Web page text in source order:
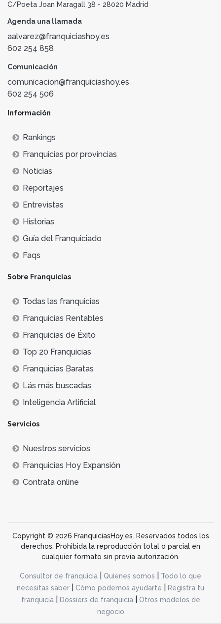
C/Poeta Joan Maragall 38 - 28020 Madrid
Agenda una llamada
aalvarez@franquiciashoy.es
602 254 858
Comunicación
comunicacion@franquiciashoy.es
602 254 506
Información
Rankings
Franquicias por provincias
Noticias
Reportajes
Entrevistas
Historias
Guía del Franquiciado
Faqs
Sobre Franquicias
Todas las franquicias
Franquicias Rentables
Franquicias de Éxito
Top 20 Franquicias
Franquicias Baratas
Lás más buscadas
Inteligencia Artificial
Servicios
Nuestros servicios
Franquicias Hoy Expansión
Contrata online
Copyright © 2026 FranquiciasHoy.es. Reservados todos los
derechos. Prohibida la reproducción total o parcial en
cualquier formato sin previa autorización.
Consultor de franquicia Quienes somos
Todo lo que
necesitas saber
Cómo podemos ayudarte
Registra tu
franquicia| Dossiers de franquicia|
Otros modelos de
negocio